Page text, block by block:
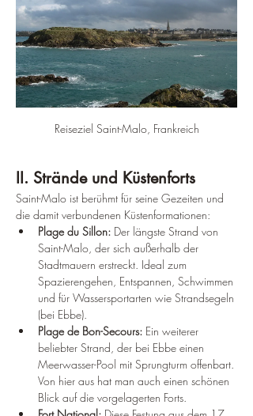
Reiseziel Saint-Malo, Frankreich
II. Strände und Küstenforts
Saint-Malo ist berühmt für seine Gezeiten und
die damit verbundenen Küstenformationen:
Plage du Sillon: Der längste Strand von
Saint-Malo, der sich außerhalb der
Stadtmauern erstreckt. Ideal zum
Spazierengehen, Entspannen, Schwimmen
und für Wassersportarten wie Strandsegeln
(bei Ebbe).
Plage de Bon-Secours: Ein weiterer
beliebter Strand, der bei Ebbe einen
Meerwasser-Pool mit Sprungturm offenbart.
Von hier aus hat man auch einen schönen
Blick auf die vorgelagerten Forts.